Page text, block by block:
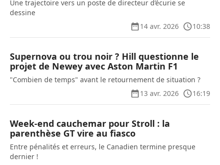
Une trajectoire vers un poste de directeur d’écurie se
dessine
14 avr. 2026
10:38
Supernova ou trou noir ? Hill questionne le
projet de Newey avec Aston Martin F1
"Combien de temps" avant le retournement de situation ?
13 avr. 2026
16:19
Week-end cauchemar pour Stroll : la
parenthèse GT vire au fiasco
Entre pénalités et erreurs, le Canadien termine presque
dernier !